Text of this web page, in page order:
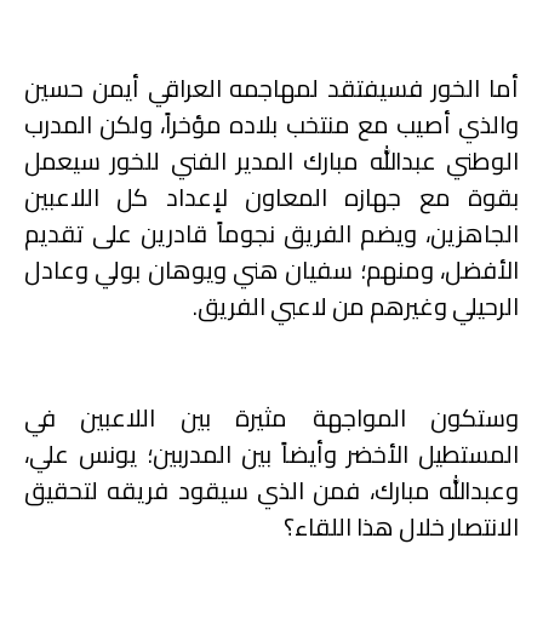
أما الخور فسيفتقد لمهاجمه العراقي أيمن حسين
والذي أصيب مع منتخب بلاده مؤخراً، ولكن المدرب
الوطني عبدالله مبارك المدير الفني للخور سيعمل
بقوة مع جهازه المعاون لإعداد كل اللاعبين
الجاهزين، ويضم الفريق نجوماً قادرين على تقديم
الأفضل، ومنهم؛ سفيان هني ويوهان بولي وعادل
الرحيلي وغيرهم من لاعبي الفريق.
وستكون المواجهة مثيرة بين اللاعبين في
المستطيل الأخضر وأيضاً بين المدربين؛ يونس علي،
وعبدالله مبارك، فمن الذي سيقود فريقه لتحقيق
الانتصار خلال هذا اللقاء؟